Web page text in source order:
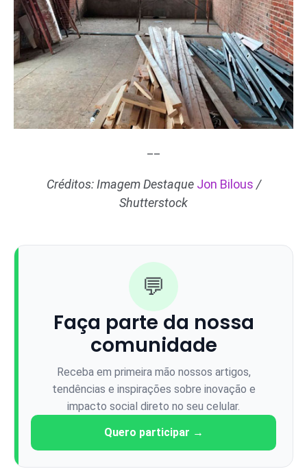
Créditos: Imagem Destaque Jon Bilous /
Shutterstock
💬
Faça parte da nossa
comunidade
Receba em primeira mão nossos artigos,
tendências e inspirações sobre inovação e
impacto social direto no seu celular.
Quero participar →